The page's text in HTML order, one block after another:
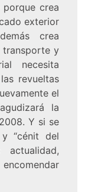
crea
exterior
crea
transporte y
necesita
revueltas
el
la
Y si se
y “cénit del